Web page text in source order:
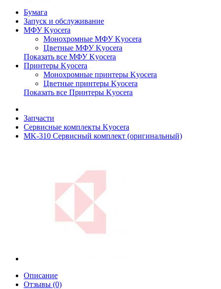
Бумага
Запуск и обслуживание
МФУ Kyocera
Монохромные МФУ Kyocera
Цветные МФУ Kyocera
Показать все МФУ Kyocera
Принтеры Kyocera
Монохромные принтеры Kyocera
Цветные принтеры Kyocera
Показать все Принтеры Kyocera
Запчасти
Сервисные комплекты Kyocera
MK-310 Сервисный комплект (оригинальный)
Описание
Отзывы (0)